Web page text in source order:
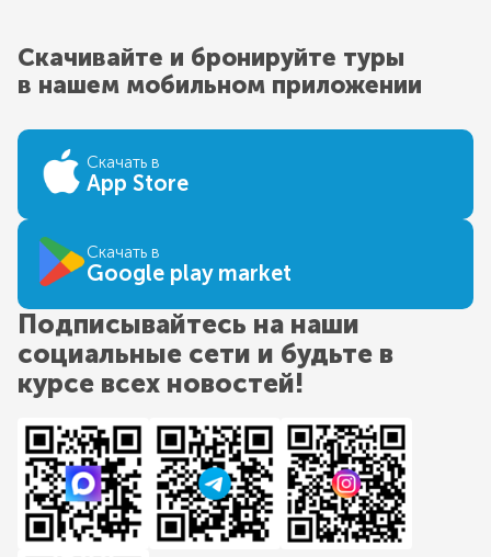
Скачивайте и бронируйте туры
в нашем мобильном приложении
Скачать в
App Store
Скачать в
Google play market
Подписывайтесь на наши
социальные сети и будьте в
курсе всех новостей!